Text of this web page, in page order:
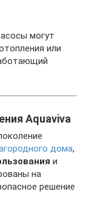
могут
или
Aquaviva
дома,
и
на
решение